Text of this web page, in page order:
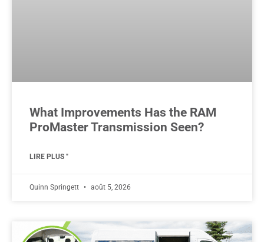
What Improvements Has the RAM
ProMaster Transmission Seen?
LIRE PLUS "
Quinn Springett août 5, 2026